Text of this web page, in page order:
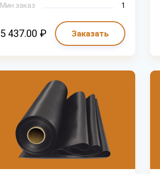
Мин.заказ
1
5 437.00 ₽ Заказать